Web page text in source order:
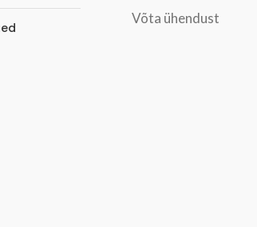
Võta ühendust